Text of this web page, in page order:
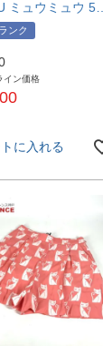
ンク
イン価格
に入れる